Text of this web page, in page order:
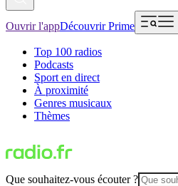
Ouvrir l'appDécouvrir Prime
Top 100 radios
Podcasts
Sport en direct
À proximité
Genres musicaux
Thèmes
Que souhaitez-vous écouter ?